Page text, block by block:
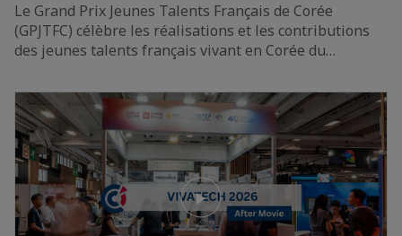
Le Grand Prix Jeunes Talents Français de Corée
(GPJTFC) célèbre les réalisations et les contributions
des jeunes talents français vivant en Corée du…